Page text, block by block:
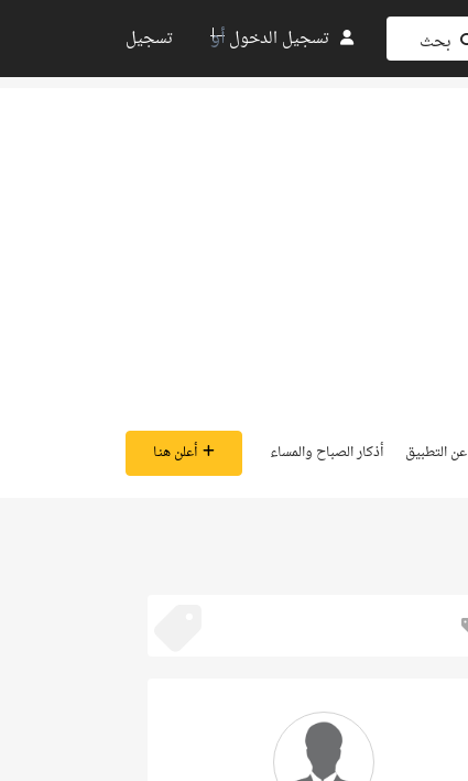
بحث تسجيل الدخولأو تسجيل
عن التطبيق أذكار الصباح والمساء أعلن هنـا